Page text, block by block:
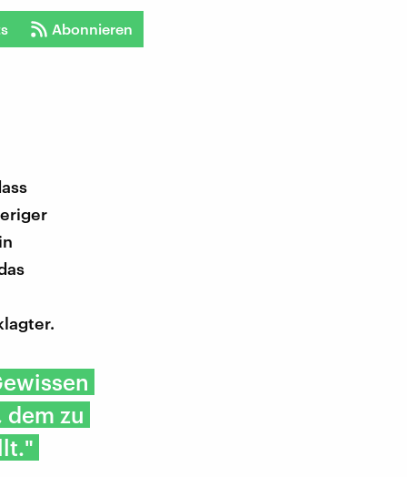
Abonnieren
dem zu